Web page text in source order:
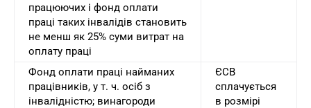
працюючих і фонд оплати
праці таких інвалідів становить
не менш як 25% суми витрат на
оплату праці
Фонд оплати праці найманих
працівників, у т. ч. осіб з
інвалідністю; винагороди
ЄСВ
сплачується
в розмірі